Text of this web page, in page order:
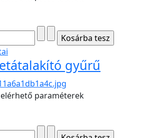
gyűrű
paraméterek